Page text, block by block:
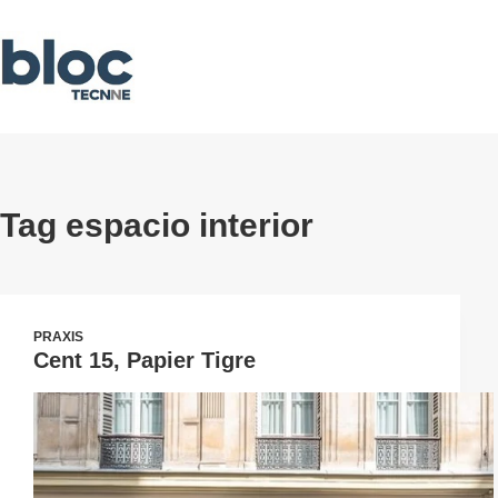
to
content
Tag espacio interior
PRAXIS
Cent 15, Papier Tigre